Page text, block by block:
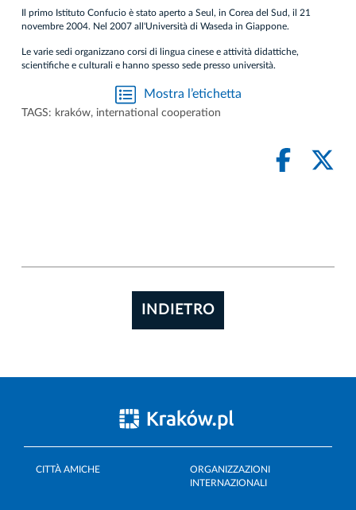
Il primo Istituto Confucio è stato aperto a Seul, in Corea del Sud, il 21
novembre 2004. Nel 2007 all'Università di Waseda in Giappone.
Le varie sedi organizzano corsi di lingua cinese e attività didattiche,
scientifiche e culturali e hanno spesso sede presso università.
Mostra l’etichetta
TAGS: kraków, international cooperation
INDIETRO
CITTÀ AMICHE
ORGANIZZAZIONI
INTERNAZIONALI